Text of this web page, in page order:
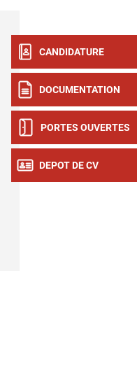
CANDIDATURE
DOCUMENTATION
PORTES OUVERTES
DEPOT DE CV